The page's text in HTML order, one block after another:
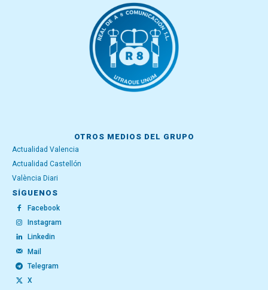
OTROS MEDIOS DEL GRUPO
Actualidad Valencia
Actualidad Castellón
València Diari
SÍGUENOS
Facebook
Instagram
Linkedin
Mail
Telegram
X